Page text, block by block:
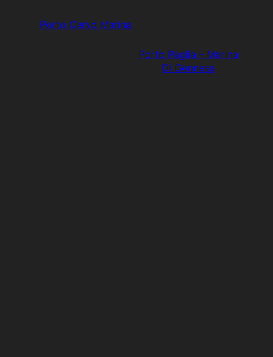
Porto Cervo Marina
Porto Paglia – Marina
Di Gonnesa